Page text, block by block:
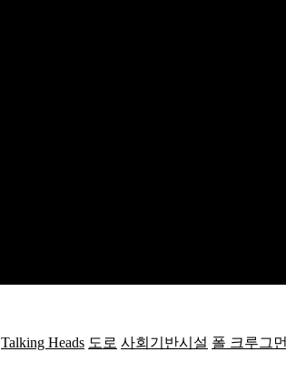
Talking Heads 도로 사회기반시설 폴 크루그먼